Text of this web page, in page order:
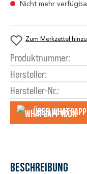
Nicht mehr
Zum Merkzettel
Produktnummer:
Hersteller:
Hersteller-Nr.:
Über
Beschreibung